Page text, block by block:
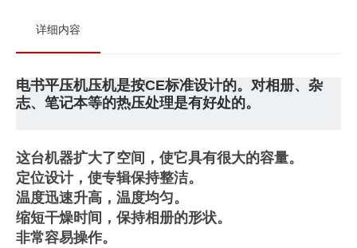
详细内容
电书平压机压机是按CE标准设计的。 对相册、杂
志、笔记本等的热压处理是有好处的。
这台机器扩大了空间，使它具有很大的容量。
定位设计，使专辑保持整洁。
温度迅速升高，温度均匀。
缩短干燥时间，保持相册的形状。
非常容易操作。